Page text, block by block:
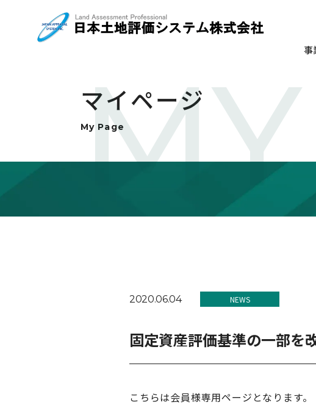
事
マイページ
My Page
2020.06.04 NEWS
固定資産評価基準の一部を
こちらは会員様専用ページとなります。